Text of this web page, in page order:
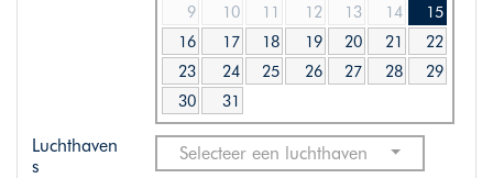
9
10 11 12 13 14
15
16
17 18 19 20 21
22
23
24 25 26 27 28
29
30
31
Luchthaven
s
Selecteer een luchthaven